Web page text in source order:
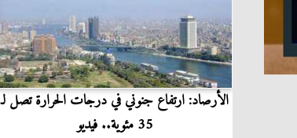
الأرصاد: ارتفاع جنوني في درجات الحرارة تصل لـ
35 مئوية.. فيديو